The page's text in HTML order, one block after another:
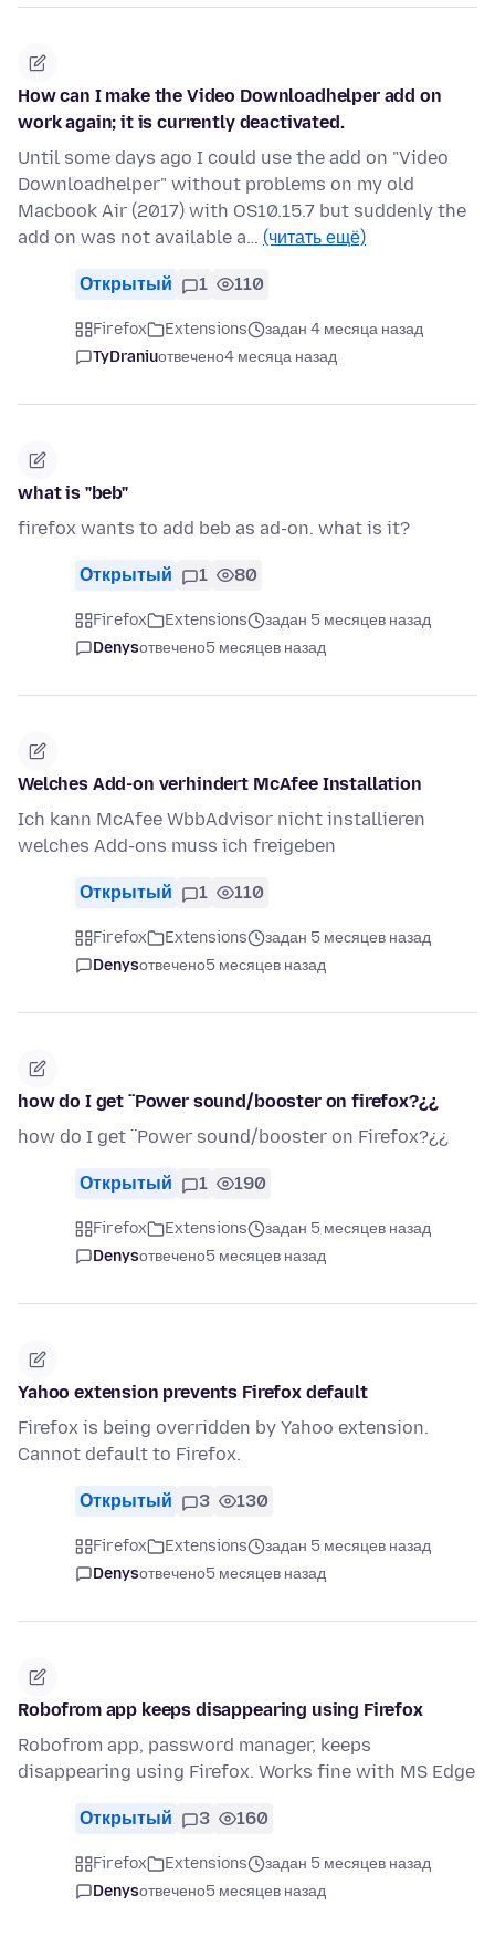
How can I make the Video Downloadhelper add on
work again; it is currently deactivated.
Until some days ago I could use the add on "Video
Downloadhelper" without problems on my old
Macbook Air (2017) with OS10.15.7 but suddenly the
add on was not available a… (читать ещё)
Открытый 1 110
Firefox Extensions
задан 4 месяца назад
TyDraniuотвечено4 месяца назад
what is "beb"
firefox wants to add beb as ad-on. what is it?
Открытый 1 80
Firefox Extensions
задан 5 месяцев назад
Denysотвечено5 месяцев назад
Welches Add-on verhindert McAfee Installation
Ich kann McAfee WbbAdvisor nicht installieren
welches Add-ons muss ich freigeben
Открытый 1 110
Firefox Extensions
задан 5 месяцев назад
Denysотвечено5 месяцев назад
how do I get ¨Power sound/booster on firefox?¿¿
how do I get ¨Power sound/booster on Firefox?¿¿
Открытый 1 190
Firefox Extensions
задан 5 месяцев назад
Denysотвечено5 месяцев назад
Yahoo extension prevents Firefox default
Firefox is being overridden by Yahoo extension.
Cannot default to Firefox.
Открытый 3 130
Firefox Extensions
задан 5 месяцев назад
Denysотвечено5 месяцев назад
Robofrom app keeps disappearing using Firefox
Robofrom app, password manager, keeps
disappearing using Firefox. Works fine with MS Edge
Открытый 3 160
Firefox Extensions
задан 5 месяцев назад
Denysотвечено5 месяцев назад